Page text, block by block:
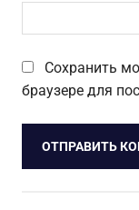
Сохранить
браузере для